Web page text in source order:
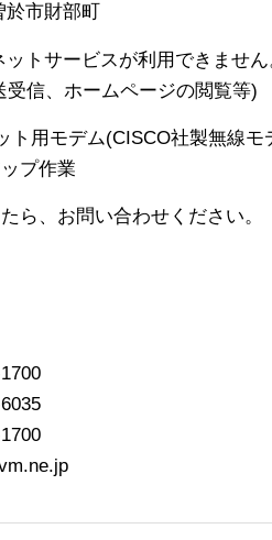
部町
トサービスが利用できません
ームページの閲覧等)
ト用モデム(CISCO社製無線モ
作業
ら、お問い合わせください。